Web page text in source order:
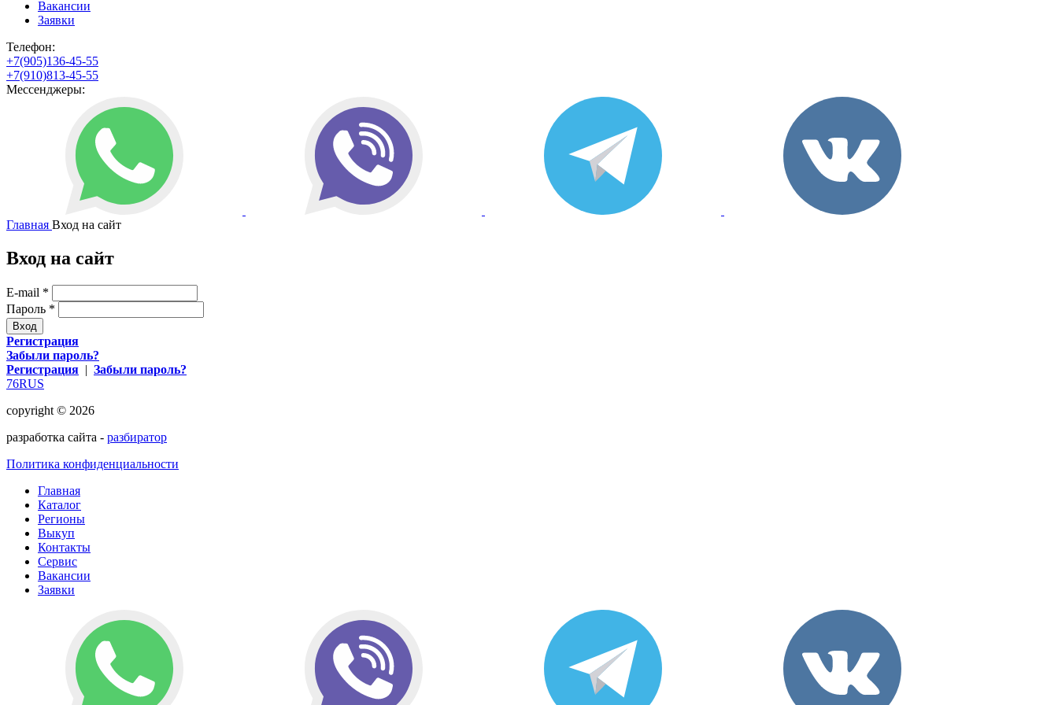
Вакансии
Заявки
Телефон:
+7(905)136-45-55
+7(910)813-45-55
Мессенджеры:
Главная Вход на сайт
Вход на сайт
E-mail *
Пароль *
Регистрация
Забыли пароль?
Регистрация | Забыли пароль?
76RUS
copyright © 2026
разработка сайта - разбиратор
Политика конфиденциальности
Главная
Каталог
Регионы
Выкуп
Контакты
Сервис
Вакансии
Заявки